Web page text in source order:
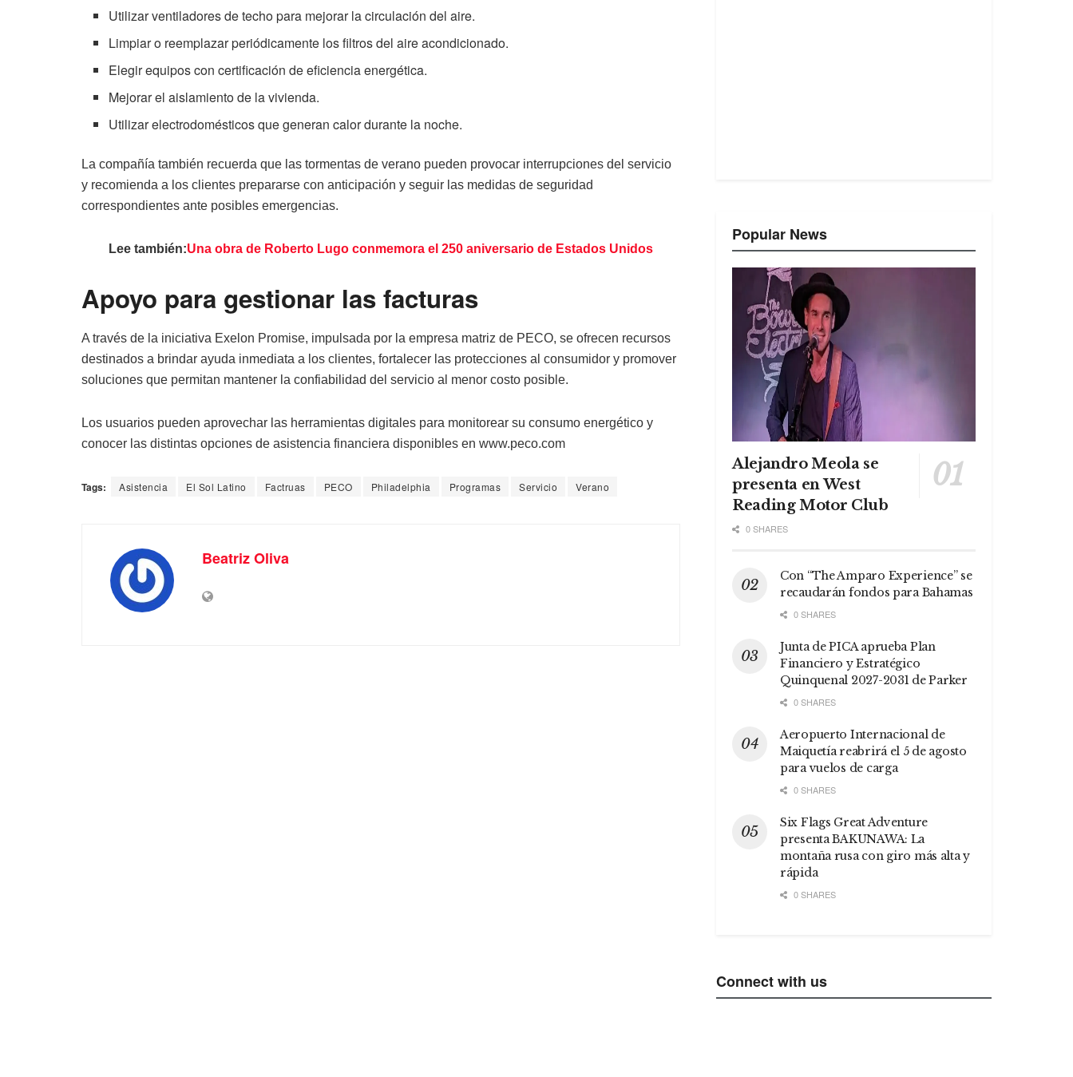
Utilizar ventiladores de techo para mejorar la circulación del aire.
Limpiar o reemplazar periódicamente los filtros del aire acondicionado.
Elegir equipos con certificación de eficiencia energética.
Mejorar el aislamiento de la vivienda.
Utilizar electrodomésticos que generan calor durante la noche.
La compañía también recuerda que las tormentas de verano pueden provocar interrupciones del servicio
y recomienda a los clientes prepararse con anticipación y seguir las medidas de seguridad
correspondientes ante posibles emergencias.
Lee también:Una obra de Roberto Lugo conmemora el 250 aniversario de Estados Unidos
Apoyo para gestionar las facturas
A través de la iniciativa Exelon Promise, impulsada por la empresa matriz de PECO, se ofrecen recursos
destinados a brindar ayuda inmediata a los clientes, fortalecer las protecciones al consumidor y promover
soluciones que permitan mantener la confiabilidad del servicio al menor costo posible.
Los usuarios pueden aprovechar las herramientas digitales para monitorear su consumo energético y
conocer las distintas opciones de asistencia financiera disponibles en www.peco.com
Tags: Asistencia El Sol Latino Factruas PECO Philadelphia Programas Servicio Verano
Beatriz Oliva
Popular News
Alejandro Meola se
presenta en West
Reading Motor Club
0 SHARES
Con “The Amparo Experience” se
recaudarán fondos para Bahamas
0 SHARES
Junta de PICA aprueba Plan
Financiero y Estratégico
Quinquenal 2027-2031 de Parker
0 SHARES
Aeropuerto Internacional de
Maiquetía reabrirá el 5 de agosto
para vuelos de carga
0 SHARES
Six Flags Great Adventure
presenta BAKUNAWA: La
montaña rusa con giro más alta y
rápida
0 SHARES
Connect with us